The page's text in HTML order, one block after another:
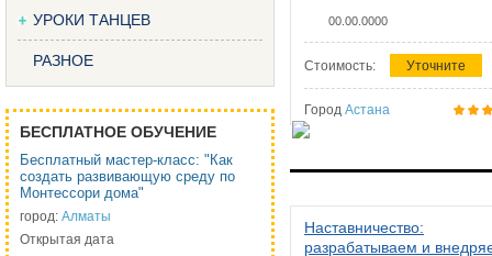
УРОКИ ТАНЦЕВ
РАЗНОЕ
БЕСПЛАТНОЕ ОБУЧЕНИЕ
Бесплатный мастер-класс: "Как
создать развивающую среду по
Монтессори дома"
город: Алматы
Открытая дата
00.00.0000
Стоимость: Уточните
Город Астана
Наставничество:
разрабатываем и